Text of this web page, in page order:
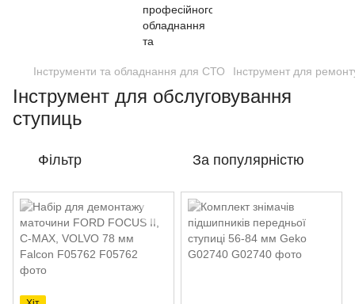
Інструменти та обладнання для СТО Інструмент для
Інструмент для обслуговування
ступиць
Фільтр За популярністю